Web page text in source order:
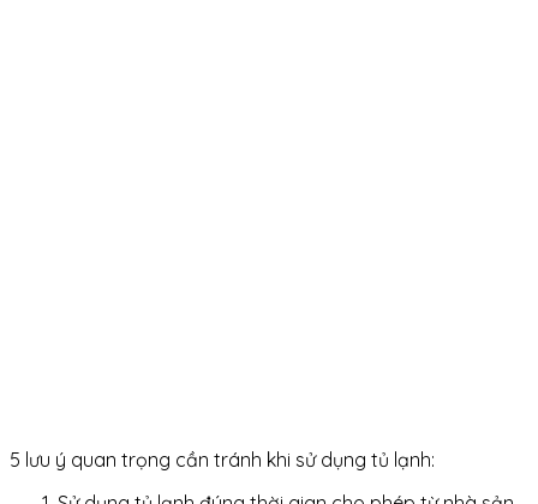
5 lưu ý quan trọng cần tránh khi sử dụng tủ lạnh: